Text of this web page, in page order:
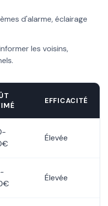
d'alarme, éclairage
les voisins,
EFFICACITÉ
Élevée
Élevée